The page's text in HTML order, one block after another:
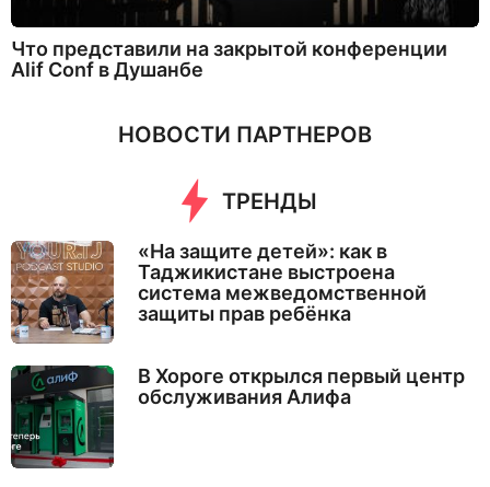
Что представили на закрытой конференции
Alif Conf в Душанбе
НОВОСТИ ПАРТНЕРОВ
ТРЕНДЫ
«На защите детей»: как в
Таджикистане выстроена
система межведомственной
защиты прав ребёнка
В Хороге открылся первый центр
обслуживания Алифа